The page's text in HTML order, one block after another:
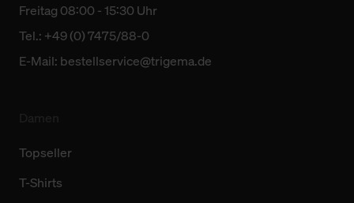
Freitag 08:00 - 15:30 Uhr
Tel.: +49 (0) 7475/88-0
E-Mail: bestellservice@trigema.de
Topseller
T-Shirts